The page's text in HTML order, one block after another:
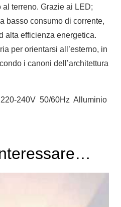
al terreno. Grazie ai LED;
basso consumo di corrente,
alta efficienza energetica.
per orientarsi all’esterno, in
i canoni dell’architettura
240V 50/60Hz Alluminio